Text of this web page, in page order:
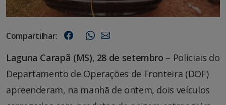
Compartilhar:
Laguna Carapã (MS), 28 de setembro – Policiais do
Departamento de Operações de Fronteira (DOF)
apreenderam, na manhã de ontem, dois veículos